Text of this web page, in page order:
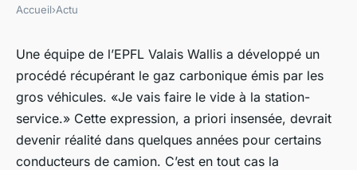
Poudre adsorbante : une
technologie pour récupérer le
CO2 émis par les camions
•21 juin 2021•4 min de lecture
Accueil›Actu
Une équipe de l’EPFL Valais Wallis a développé un
procédé récupérant le gaz carbonique émis par les
gros véhicules. «Je vais faire le vide à la station-
service.» Cette expression, a priori insensée, devrait
devenir réalité dans quelques années pour certains
conducteurs de camion. C’est en tout cas la